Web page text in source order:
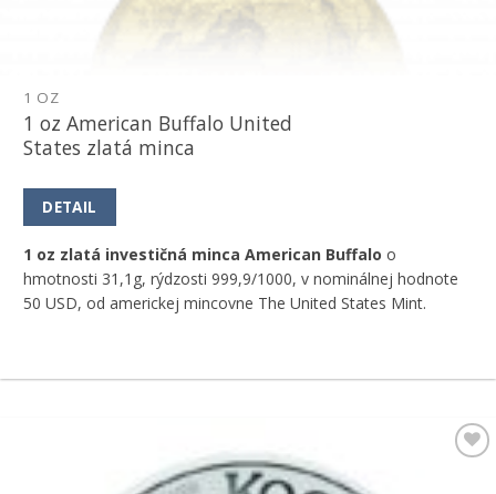
1 OZ
1 oz American Buffalo United
States zlatá minca
DETAIL
1 oz zlatá investičná minca American Buffalo o
hmotnosti 31,1g, rýdzosti 999,9/1000, v nominálnej hodnote
50 USD, od americkej mincovne The United States Mint.